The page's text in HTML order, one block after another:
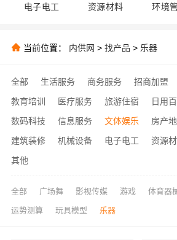
电子电工 资源材料 环境
当前位置： 内供网 > 找产品 > 乐器
全部 生活服务 商务服务 招商加盟
教育培训
医疗服务 旅游住宿 日用
数码科技
信息服务 文体娱乐 房产
建筑装修
机械设备 电子电工 资源
其他
全部 广场舞 影视传媒 游戏 体育器
运势测算 玩具模型 乐器